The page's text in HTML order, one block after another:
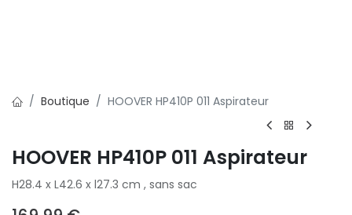
Boutique HOOVER HP410P 011 Aspirateur
HOOVER HP410P 011 Aspirateur
H28.4 x L42.6 x l27.3 cm , sans sac